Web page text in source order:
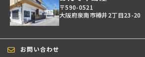
〒590-0521
大阪府泉南市樽井2丁目23-20
お問い合わせ